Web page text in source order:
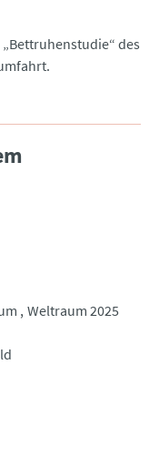
des
Weltraum 2025